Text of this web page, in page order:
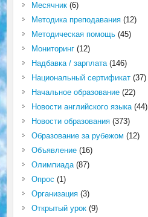
Месячник(6)
Методика преподавания(12)
Методическая помощь(45)
Мониторинг(12)
Надбавка / зарплата(146)
Национальный сертификат(37)
Начальное образование(22)
Новости английского языка(44)
Новости образования(373)
Образование за рубежом (12)
Объявление(16)
Олимпиада(87)
Опрос (1)
Организация(3)
Открытый урок(9)